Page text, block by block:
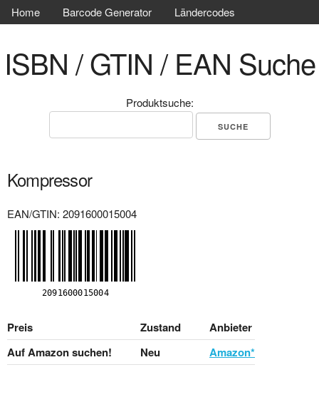
Home Barcode Generator Ländercodes
ISBN / GTIN / EAN Suche
Produktsuche:
Kompressor
EAN/GTIN: 2091600015004
Preis Zustand
Anbieter
Auf Amazon suchen!
Neu Amazon*